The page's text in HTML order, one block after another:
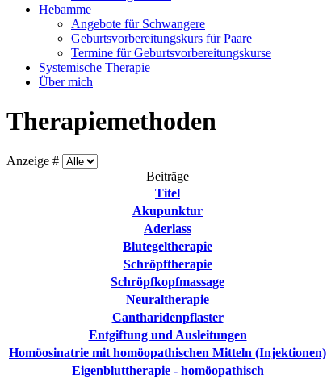
Hebamme
Angebote für Schwangere
Geburtsvorbereitungskurs für Paare
Termine für Geburtsvorbereitungskurse
Systemische Therapie
Über mich
Therapiemethoden
Anzeige #
Beiträge
Titel
Akupunktur
Aderlass
Blutegeltherapie
Schröpftherapie
Schröpfkopfmassage
Neuraltherapie
Cantharidenpflaster
Entgiftung und Ausleitungen
Homöosinatrie mit homöopathischen Mitteln (Injektionen)
Eigenbluttherapie - homöopathisch